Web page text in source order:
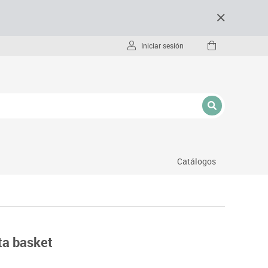
Iniciar sesión
Catálogos
basket